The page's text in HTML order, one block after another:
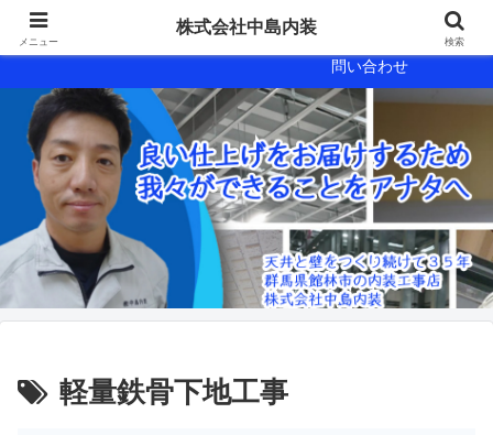
問い合わせ
軽量鉄骨下地工事
メニュー
株式会社中島内装
検索